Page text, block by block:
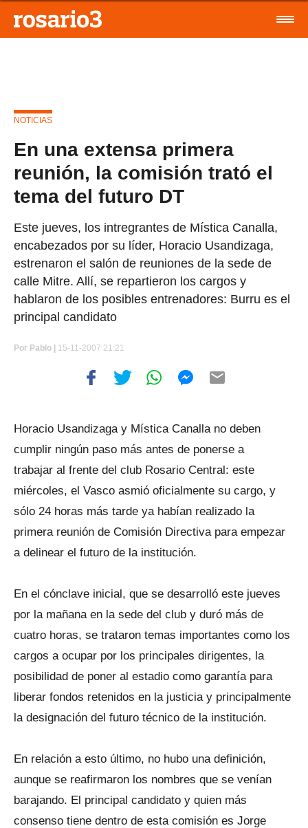
NOTICIAS
En una extensa primera
reunión, la comisión trató el
tema del futuro DT
Este jueves, los intregrantes de Mística Canalla,
encabezados por su líder, Horacio Usandizaga,
estrenaron el salón de reuniones de la sede de
calle Mitre. Allí, se repartieron los cargos y
hablaron de los posibles entrenadores: Burru es el
principal candidato
Por Pablo | 15-11-2007 21:21
Horacio Usandizaga y Mística Canalla no deben
cumplir ningún paso más antes de ponerse a
trabajar al frente del club Rosario Central: este
miércoles, el Vasco asmió oficialmente su cargo, y
sólo 24 horas más tarde ya habían realizado la
primera reunión de Comisión Directiva para empezar
a delinear el futuro de la institución.
En el cónclave inicial, que se desarrolló este jueves
por la mañana en la sede del club y duró más de
cuatro horas, se trataron temas importantes como los
cargos a ocupar por los principales dirigentes, la
posibilidad de poner al estadio como garantía para
liberar fondos retenidos en la justicia y principalmente
la designación del futuro técnico de la institución.
En relación a esto último, no hubo una definición,
aunque se reafirmaron los nombres que se venían
barajando. El principal candidato y quien más
consenso tiene dentro de esta comisión es Jorge